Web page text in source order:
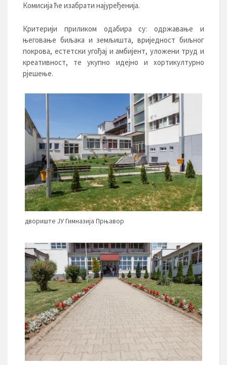
Комисија ће изабрати најуређенија.
Критерији приликом одабира су: одржавање и
његовање биљака и земљишта, вриједност биљног
покрова, естетски угођај и амбијент, уложени труд и
креативност, те укупно идејно и хортикултурно
рјешење.
двориште ЈУ Гимназија Прњавор